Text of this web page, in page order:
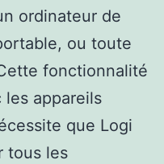
ordinateur de
ou toute
fonctionnalité
les appareils
que Logi
tous les